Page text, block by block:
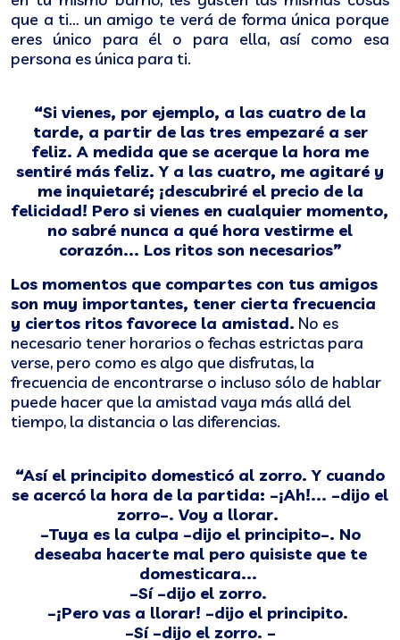
que a ti… un amigo te verá de forma única porque
eres único para él o para ella, así como esa
persona es única para ti.
“Si vienes, por ejemplo, a las cuatro de la
tarde, a partir de las tres empezaré a ser
feliz. A medida que se acerque la hora me
sentiré más feliz. Y a las cuatro, me agitaré y
me inquietaré; ¡descubriré el precio de la
felicidad! Pero si vienes en cualquier momento,
no sabré nunca a qué hora vestirme el
corazón... Los ritos son necesarios”
Los momentos que compartes con tus amigos
son muy importantes, tener cierta frecuencia
y ciertos ritos favorece la amistad. No es
necesario tener horarios o fechas estrictas para
verse, pero como es algo que disfrutas, la
frecuencia de encontrarse o incluso sólo de hablar
puede hacer que la amistad vaya más allá del
tiempo, la distancia o las diferencias.
“Así el principito domesticó al zorro. Y cuando
se acercó la hora de la partida: –¡Ah!... –dijo el
zorro–. Voy a llorar.
–Tuya es la culpa –dijo el principito–. No
deseaba hacerte mal pero quisiste que te
domesticara...
–Sí –dijo el zorro.
–¡Pero vas a llorar! –dijo el principito.
–Sí –dijo el zorro. –